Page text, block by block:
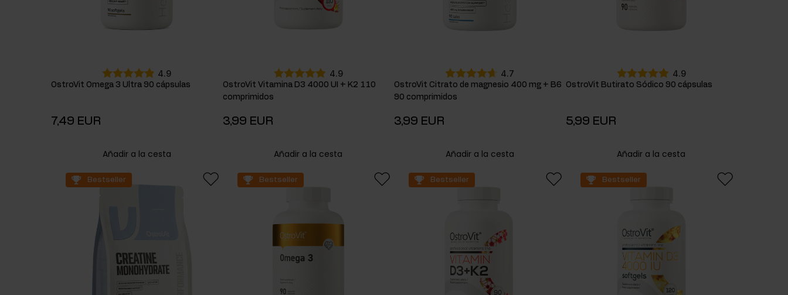
4.9
OstroVit Omega 3 Ultra 90 cápsulas
7,49 EUR
Añadir a la cesta
4.9
OstroVit Vitamina D3 4000 UI + K2 110
comprimidos
3,99 EUR
Añadir a la cesta
4.7
OstroVit Citrato de magnesio 400 mg + B6
90 comprimidos
3,99 EUR
Añadir a la cesta
4.9
OstroVit Butirato Sódico 90 cápsulas
5,99 EUR
Añadir a la cesta
Bestseller Bestseller Bestseller Bestseller